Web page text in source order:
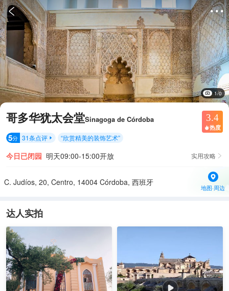
 
1/0
哥多华犹太会堂Sinagoga de Córdoba 3.4
 热度
5分 31条点评  “欣赏精美的装饰艺术”
今日已闭园 明天09:00-15:00开放 实用攻略 
C. Judíos, 20, Centro, 14004 Córdoba, 西班牙
地图·周边
达人实拍